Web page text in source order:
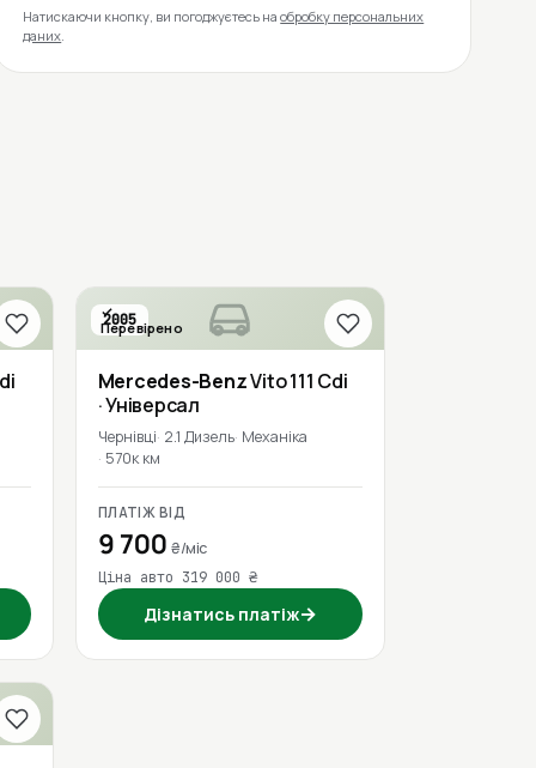
Натискаючи кнопку, ви погоджуєтесь наобробку персональних
даних
2005
Перевірено
Mercedes-BenzVito 111 Cdi
· Універсал
Чернівці 2.1 Дизель Механіка
570к км
ПЛАТІЖ ВІД
9 700 ₴/міс
Ціна авто 319 000 ₴
Дізнатись платіж→